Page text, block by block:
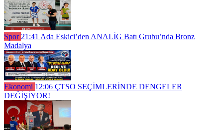
Spor 21:41 Ada Eskici’den ANALİG Batı Grubu’nda Bronz
Madalya
Ekonomi 12:06 ÇTSO SEÇİMLERİNDE DENGELER
DEĞİŞİYOR!